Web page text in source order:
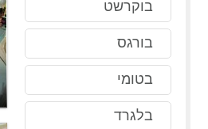
בוקרשט
בורגס
בטומי
בלגרד